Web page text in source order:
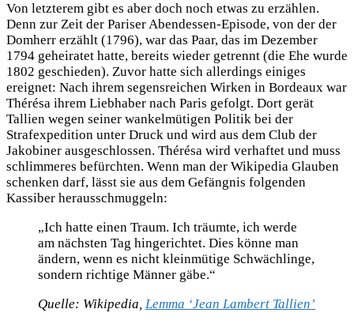
Von letzterem gibt es aber doch noch etwas zu erzählen.
Denn zur Zeit der Pariser Abendessen-Episode, von der der
Domherr erzählt (1796), war das Paar, das im Dezember
1794 geheiratet hatte, bereits wieder getrennt (die Ehe wurde
1802 geschieden). Zuvor hatte sich allerdings einiges
ereignet: Nach ihrem segensreichen Wirken in Bordeaux war
Thérésa ihrem Liebhaber nach Paris gefolgt. Dort gerät
Tallien wegen seiner wankelmütigen Politik bei der
Strafexpedition unter Druck und wird aus dem Club der
Jakobiner ausgeschlossen. Thérésa wird verhaftet und muss
schlimmeres befürchten. Wenn man der Wikipedia Glauben
schenken darf, lässt sie aus dem Gefängnis folgenden
Kassiber herausschmuggeln:
„Ich hatte einen Traum. Ich träumte, ich werde
am nächsten Tag hingerichtet. Dies könne man
ändern, wenn es nicht kleinmütige Schwächlinge,
sondern richtige Männer gäbe.“
Quelle: Wikipedia, Lemma ‘Jean Lambert Tallien’